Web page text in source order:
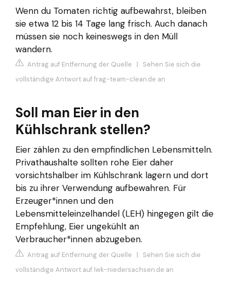
Wenn du Tomaten richtig aufbewahrst, bleiben
sie etwa 12 bis 14 Tage lang frisch. Auch danach
müssen sie noch keineswegs in den Müll
wandern.
Antrag auf Entfernung der Quelle | Sehen Sie sich die
vollständige Antwort auf frag-team-clean.de an
Soll man Eier in den
Kühlschrank stellen?
Eier zählen zu den empfindlichen Lebensmitteln.
Privathaushalte sollten rohe Eier daher
vorsichtshalber im Kühlschrank lagern und dort
bis zu ihrer Verwendung aufbewahren. Für
Erzeuger*innen und den
Lebensmitteleinzelhandel (LEH) hingegen gilt die
Empfehlung, Eier ungekühlt an
Verbraucher*innen abzugeben.
Antrag auf Entfernung der Quelle | Sehen Sie sich die
vollständige Antwort auf lwk-niedersachsen.de an